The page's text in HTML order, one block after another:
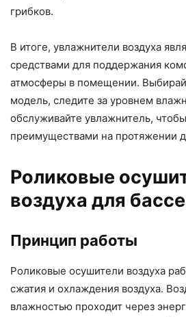
грибков.
В итоге, увлажнители воздуха
средствами для поддержания
атмосферы в помещении.
модель, следите за уровнем
обслуживайте увлажнитель,
преимуществами на протяжении
Роликовые
воздуха для
Принцип работы
Роликовые осушители воздуха
сжатия и охлаждения воздуха.
влажностью проходит через